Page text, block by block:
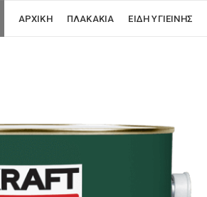
ΑΡΧΙΚΉ ΠΛΑΚΆΚΙΑ ΕΊΔΗ ΥΓΙΕΙΝΉΣ